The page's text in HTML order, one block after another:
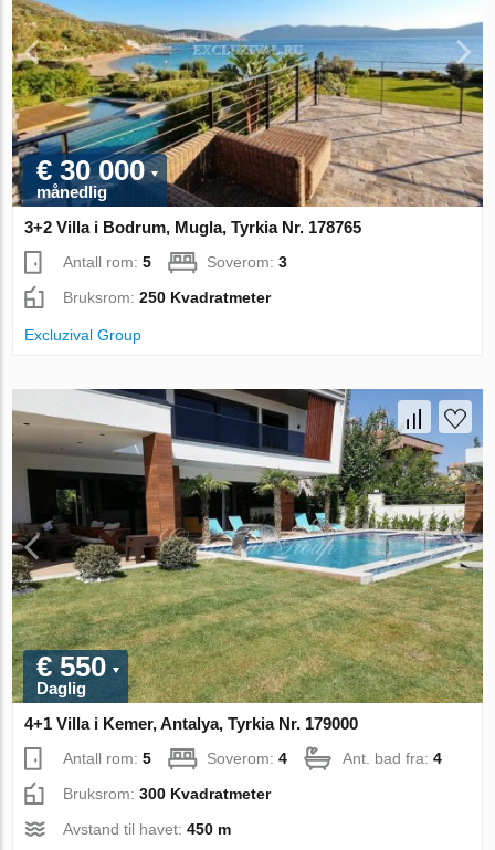
€ 30 000
månedlig
3+2 Villa i Bodrum, Mugla, Tyrkia Nr. 178765
Antall rom:5 Soverom:3
Bruksrom:250 Kvadratmeter
Excluzival Group
€ 550
Daglig
4+1 Villa i Kemer, Antalya, Tyrkia Nr. 179000
Antall rom:5 Soverom:4 Ant. bad fra:4
Bruksrom:300 Kvadratmeter
Avstand til havet:450 m